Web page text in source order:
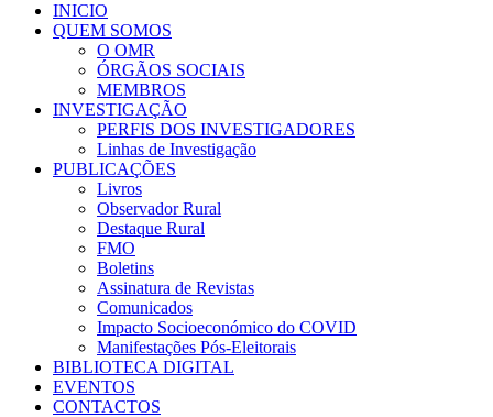
INICIO
QUEM SOMOS
O OMR
ÓRGÃOS SOCIAIS
MEMBROS
INVESTIGAÇÃO
PERFIS DOS INVESTIGADORES
Linhas de Investigação
PUBLICAÇÕES
Livros
Observador Rural
Destaque Rural
FMO
Boletins
Assinatura de Revistas
Comunicados
Impacto Socioeconómico do COVID
Manifestações Pós-Eleitorais
BIBLIOTECA DIGITAL
EVENTOS
CONTACTOS